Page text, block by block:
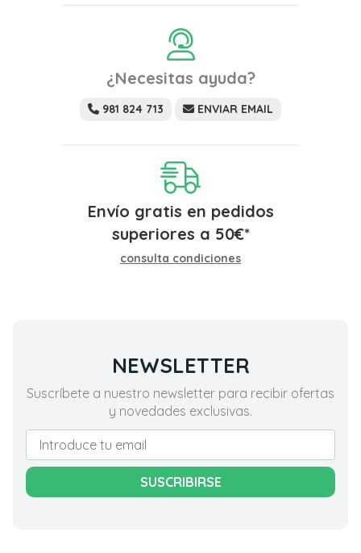
¿Necesitas ayuda?
981 824 713 ENVIAR EMAIL
Envío gratis en pedidos
superiores a 50€*
consulta condiciones
NEWSLETTER
Suscríbete a nuestro newsletter para recibir ofertas
y novedades exclusivas.
SUSCRIBIRSE